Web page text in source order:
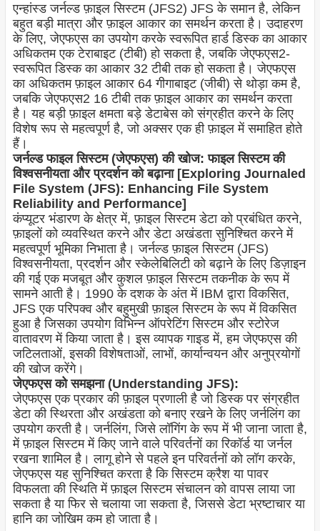
एन्हांस्ड जर्नल्ड फ़ाइल सिस्टम (JFS2) JFS के समान है, लेकिन
बहुत बड़ी मात्रा और फ़ाइल आकार का समर्थन करता है। उदाहरण
के लिए, जेएफएस का उपयोग करके स्वरूपित हार्ड डिस्क का आकार
अधिकतम एक टेराबाइट (टीबी) हो सकता है, जबकि जेएफएस2-
स्वरूपित डिस्क का आकार 32 टीबी तक हो सकता है। जेएफएस
का अधिकतम फ़ाइल आकार 64 गीगाबाइट (जीबी) से थोड़ा कम है,
जबकि जेएफएस2 16 टीबी तक फ़ाइल आकार का समर्थन करता
है। यह बड़ी फ़ाइल क्षमता बड़े डेटाबेस को संग्रहीत करने के लिए
विशेष रूप से महत्वपूर्ण है, जो अक्सर एक ही फ़ाइल में समाहित होते
हैं।
जर्नल्ड फाइल सिस्टम (जेएफएस) की खोज: फाइल सिस्टम की
विश्वसनीयता और प्रदर्शन को बढ़ाना [Exploring Journaled
File System (JFS): Enhancing File System
Reliability and Performance]
कंप्यूटर भंडारण के क्षेत्र में, फ़ाइल सिस्टम डेटा को प्रबंधित करने,
फ़ाइलों को व्यवस्थित करने और डेटा अखंडता सुनिश्चित करने में
महत्वपूर्ण भूमिका निभाता है। जर्नल्ड फ़ाइल सिस्टम (JFS)
विश्वसनीयता, प्रदर्शन और स्केलेबिलिटी को बढ़ाने के लिए डिज़ाइन
की गई एक मजबूत और कुशल फ़ाइल सिस्टम तकनीक के रूप में
सामने आती है। 1990 के दशक के अंत में IBM द्वारा विकसित,
JFS एक परिपक्व और बहुमुखी फ़ाइल सिस्टम के रूप में विकसित
हुआ है जिसका उपयोग विभिन्न ऑपरेटिंग सिस्टम और स्टोरेज
वातावरण में किया जाता है। इस व्यापक गाइड में, हम जेएफएस की
जटिलताओं, इसकी विशेषताओं, लाभों, कार्यान्वयन और अनुप्रयोगों
की खोज करेंगे।
जेएफएस को समझना (Understanding JFS):
जेएफएस एक प्रकार की फ़ाइल प्रणाली है जो डिस्क पर संग्रहीत
डेटा की स्थिरता और अखंडता को बनाए रखने के लिए जर्नलिंग का
उपयोग करती है। जर्नलिंग, जिसे लॉगिंग के रूप में भी जाना जाता है,
में फ़ाइल सिस्टम में किए जाने वाले परिवर्तनों का रिकॉर्ड या जर्नल
रखना शामिल है। लागू होने से पहले इन परिवर्तनों को लॉग करके,
जेएफएस यह सुनिश्चित करता है कि सिस्टम क्रैश या पावर
विफलता की स्थिति में फ़ाइल सिस्टम संचालन को वापस लाया जा
सकता है या फिर से चलाया जा सकता है, जिससे डेटा भ्रष्टाचार या
हानि का जोखिम कम हो जाता है।